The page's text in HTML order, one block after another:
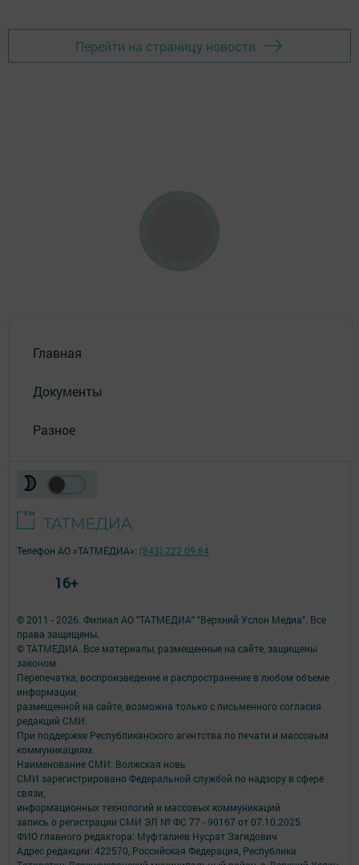
Перейти на страницу новости
Главная
Документы
Разное
© 2011 - 2026. Филиал АО "ТАТМЕДИА" "Верхний Услон Медиа". Все
права защищены.
© ТАТМЕДИА. Все материалы, размещенные на сайте, защищены
законом.
Перепечатка, воспроизведение и распространение в любом объеме
информации,
размещенной на сайте, возможна только с письменного согласия
редакций СМИ.
При поддержке Республиканского агентства по печати и массовым
коммуникациям.
Наименование СМИ: Волжская новь
СМИ зарегистрировано Федеральной службой по надзору в сфере
связи,
информационных технологий и массовых коммуникаций
запись о регистрации СМИ ЭЛ № ФС 77 - 90167 от 07.10.2025
ФИО главного редактора: Муфталиев Нусрат Загидович
Адрес редакции: 422570, Российская Федерация, Республика
Телефон АО «ТАТМЕДИА»: (843) 222 09 84
16+